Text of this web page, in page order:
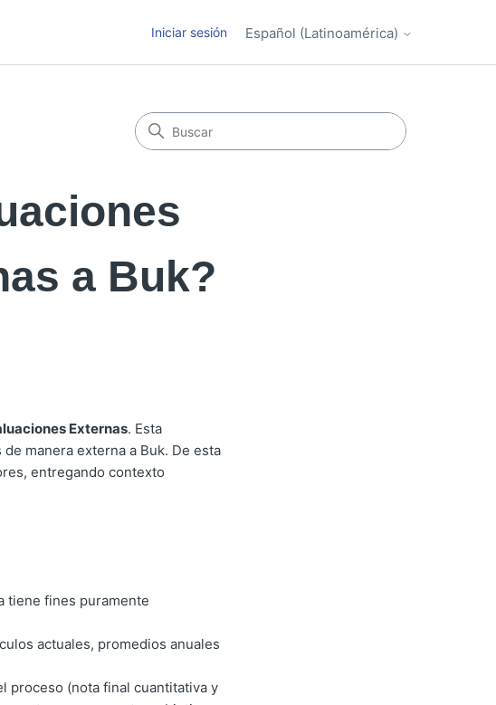
Iniciar sesión Español (Latinoamérica)
a Buk?
Externas. Esta
manera externa a Buk. De esta
entregando contexto
tiene fines puramente
actuales, promedios anuales
proceso (nota final cuantitativa y